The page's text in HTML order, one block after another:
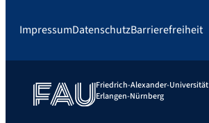
ImpressumDatenschutzBarrierefreiheit
Friedrich-Alexander-Universität
Erlangen-Nürnberg